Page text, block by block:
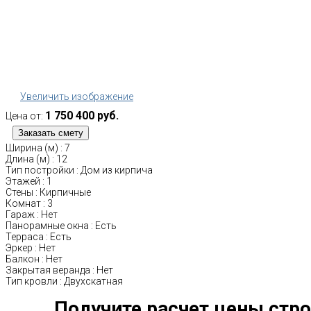
Увеличить изображение
Цена от: 1 750 400 руб.
Ширина (м) : 7
Длина (м) : 12
Тип постройки : Дом из кирпича
Этажей : 1
Стены : Кирпичные
Комнат : 3
Гараж : Нет
Панорамные окна : Есть
Терраса : Есть
Эркер : Нет
Балкон : Нет
Закрытая веранда : Нет
Тип кровли : Двухскатная